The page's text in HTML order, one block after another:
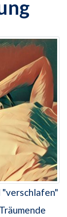
"verschlafen"